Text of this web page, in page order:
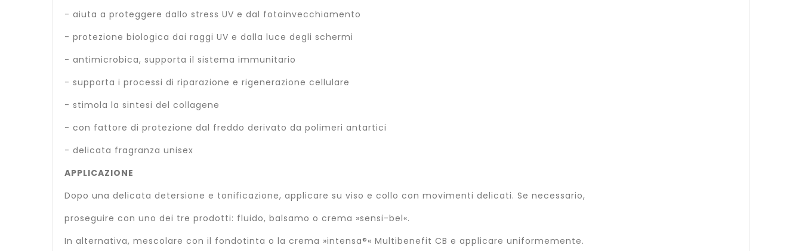
- aiuta a proteggere dallo stress UV e dal fotoinvecchiamento
- protezione biologica dai raggi UV e dalla luce degli schermi
- antimicrobica, supporta il sistema immunitario
- supporta i processi di riparazione e rigenerazione cellulare
- stimola la sintesi del collagene
- con fattore di protezione dal freddo derivato da polimeri antartici
- delicata fragranza unisex
APPLICAZIONE
Dopo una delicata detersione e tonificazione, applicare su viso e collo con movimenti delicati. Se necessario,
proseguire con uno dei tre prodotti: fluido, balsamo o crema »sensi-bel«.
In alternativa, mescolare con il fondotinta o la crema »intensa®« Multibenefit CB e applicare uniformemente.